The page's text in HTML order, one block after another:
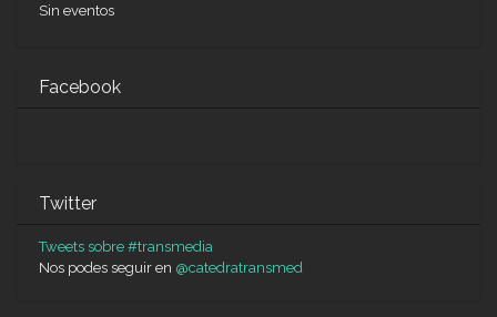
Sin eventos
Facebook
Twitter
Tweets sobre #transmedia
Nos podes seguir en @catedratransmed